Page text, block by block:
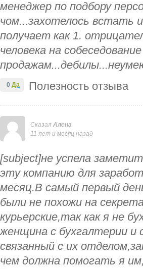
менеджер по подбору
чом...захотелось встать
получает как 1.
человека на
Полезность отзыва
0 Да
Сказал Алена
11 лет и месяц назад
[subject]не успела
эту компанию для
месяц.В самый первый
были не похожи на
курьерские,так как я не
женщина с бухгалтерии и
связанный с их
чем должна помогать я